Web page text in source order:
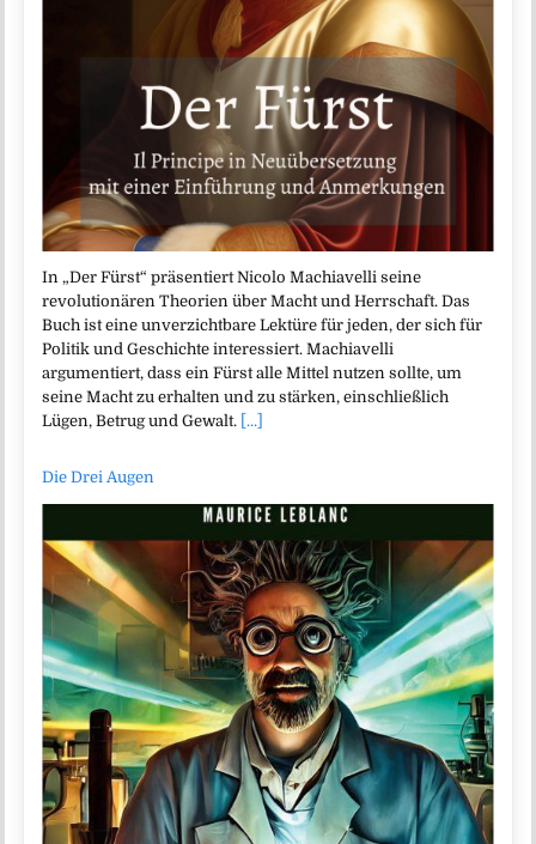
In „Der Fürst“ präsentiert Nicolo Machiavelli seine
revolutionären Theorien über Macht und Herrschaft. Das
Buch ist eine unverzichtbare Lektüre für jeden, der sich für
Politik und Geschichte interessiert. Machiavelli
argumentiert, dass ein Fürst alle Mittel nutzen sollte, um
seine Macht zu erhalten und zu stärken, einschließlich
Lügen, Betrug und Gewalt. [...]
Die Drei Augen